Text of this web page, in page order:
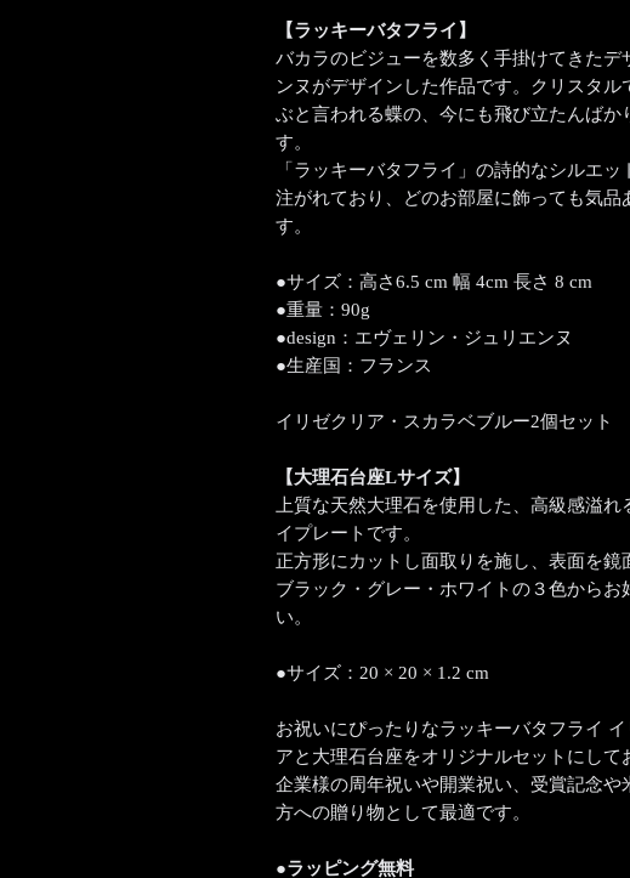
【ラッキーバタフライ】
バカラのビジューを数多く手掛けてきたデ
ンヌがデザインした作品です。クリスタ
ぶと言われる蝶の、今にも飛び立たんばか
す。
「ラッキーバタフライ」の詩的なシルエ
注がれており、どのお部屋に飾っても気品
す。
●サイズ：高さ6.5 cm 幅 4cm 長さ 8 cm
●重量：90g
●design：エヴェリン・ジュリエンヌ
●生産国：フランス
イリゼクリア・スカラベブルー2個セット
【大理石台座Lサイズ】
上質な天然大理石を使用した、高級感溢
イプレートです。
正方形にカットし面取りを施し、表面を鏡
ブラック・グレー・ホワイトの３色からお
い。
●サイズ：20 × 20 × 1.2 cm
お祝いにぴったりなラッキーバタフライ
アと大理石台座をオリジナルセットにして
企業様の周年祝いや開業祝い、受賞記念や
方への贈り物として最適です。
●ラッピング無料